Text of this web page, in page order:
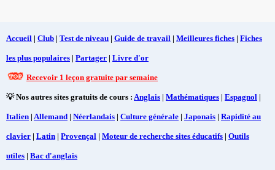
Accueil | Club | Test de niveau | Guide de travail | Meilleures fiches | Fiches
les plus populaires | Partager | Livre d'or
Recevoir 1 leçon gratuite par semaine
💡 Nos autres sites gratuits de cours : Anglais | Mathématiques | Espagnol |
Italien | Allemand | Néerlandais | Culture générale | Japonais | Rapidité au
clavier | Latin | Provençal | Moteur de recherche sites éducatifs | Outils
utiles | Bac d'anglais